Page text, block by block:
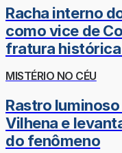
Racha interno
como vice de
fratura
MISTÉRIO NO CÉU
Rastro
Vilhena e
do fenômeno